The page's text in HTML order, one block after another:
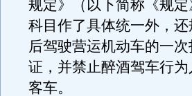
规定》（以下简称《规
科目作了具体统一外，
后驾驶营运机动车的一
证，并禁止醉酒驾车行
客车。